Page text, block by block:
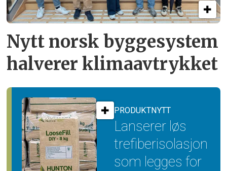
Nytt norsk byggesystem
halverer klimaavtrykket
PRODUKTNYTT
Lanserer løs
trefiber­isolasjon
som legges for